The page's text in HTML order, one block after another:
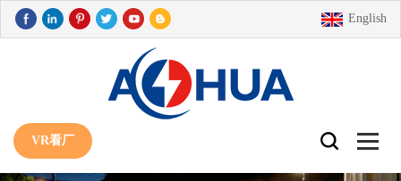
English
VR看厂